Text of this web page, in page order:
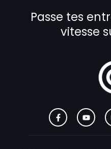
Passe tes
vitesse